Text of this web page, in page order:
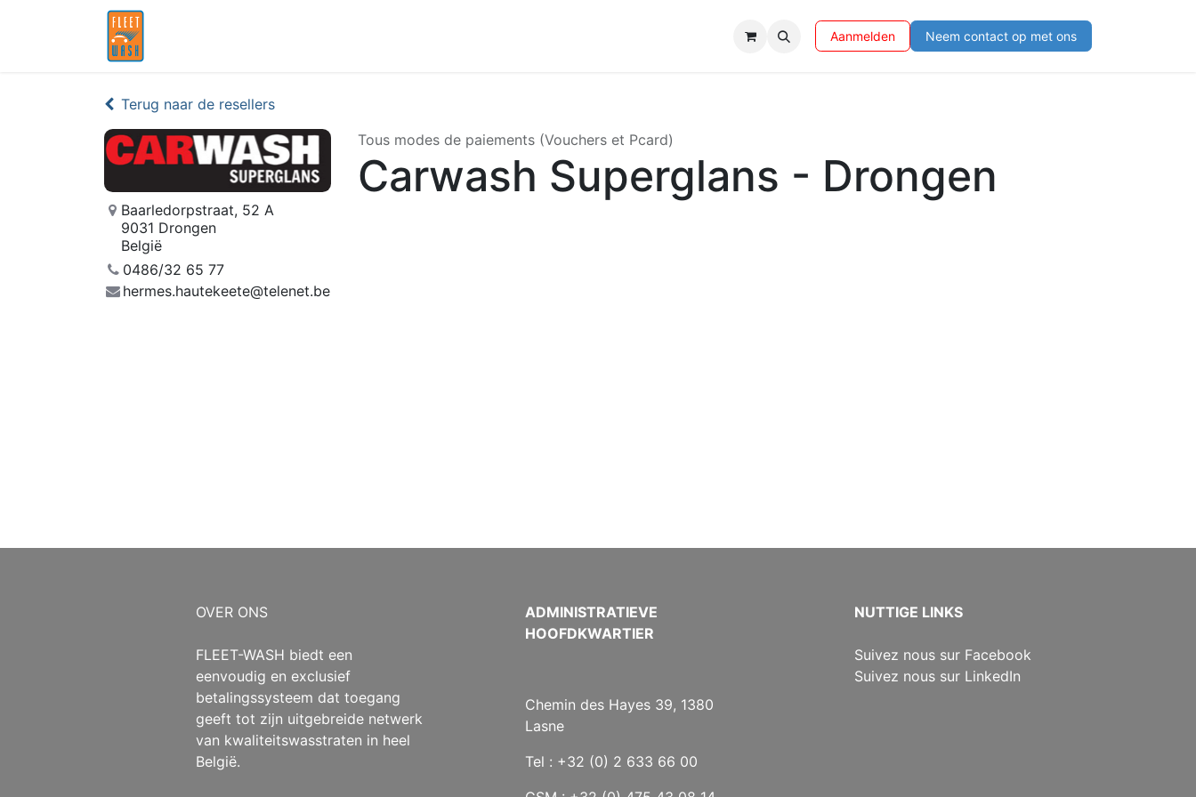
Aanmelden Neem contact op met ons
Terug naar de resellers
Baarledorpstraat, 52 A
9031 Drongen
België
0486/32 65 77
hermes.hautekeete@telenet.be
Tous modes de paiements (Vouchers et Pcard)
Carwash Superglans - Drongen
NUTTIGE LINKS
Suivez nous sur Facebook
Suivez nous sur LinkedIn
OVER ONS
FLEET-WASH biedt een
eenvoudig en exclusief
betalingssysteem dat toegang
geeft tot zijn uitgebreide netwerk
van kwaliteitswasstraten in heel
België.
ADMINISTRATIEVE
HOOFDKWARTIER
Chemin des Hayes 39, 1380
Lasne
Tel : +32 (0) 2 633 66 00